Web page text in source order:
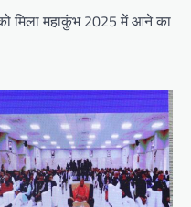
मिला महाकुंभ 2025 में आने का